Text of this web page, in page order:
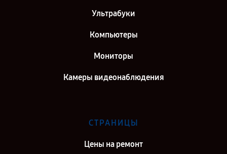
Ультрабуки
Компьютеры
Мониторы
Камеры видеонаблюдения
СТРАНИЦЫ
Цены на ремонт